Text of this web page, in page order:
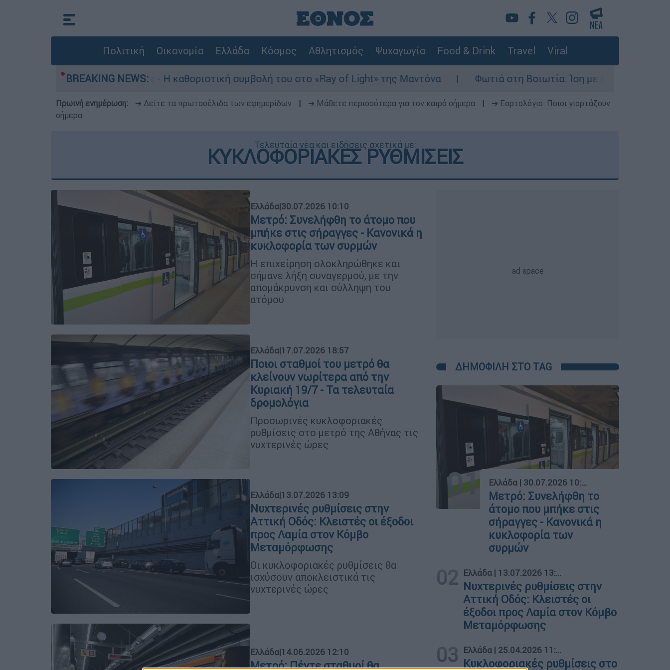
Πολιτική Οικονομία Ελλάδα Κόσμος Αθλητισμός Ψυχαγωγία Food & Drink Travel Viral
BREAKING NEWS:
Όρμπιτ - Η καθοριστική συμβολή του στο «Ray of Light» της Μαντόνα Φωτιά στη Βοιωτία: Ίση με έξι ατομικές βόμβες της
Πρωινή ενημέρωση: ➔ Δείτε τα πρωτοσέλιδα των εφημερίδων ➔ Μάθετε περισσότερα για τον καιρό σήμερα
➔ Εορτολόγιο: Ποιοι γιορτάζουν
σήμερα
Τελευταία νέα και ειδήσεις σχετικά με:
ΚΥΚΛΟΦΟΡΙΑΚΕΣ ΡΥΘΜΙΣΕΙΣ
Ελλάδα|30.07.2026 10:10
Μετρό: Συνελήφθη το άτομο που
μπήκε στις σήραγγες - Κανονικά η
κυκλοφορία των συρμών
Η επιχείρηση ολοκληρώθηκε και
σήμανε λήξη συναγερμού, με την
απομάκρυνση και σύλληψη του
ατόμου
Ελλάδα|17.07.2026 18:57
Ποιοι σταθμοί του μετρό θα
κλείνουν νωρίτερα από την
Κυριακή 19/7 - Τα τελευταία
δρομολόγια
Προσωρινές κυκλοφοριακές
ρυθμίσεις στο μετρό της Αθήνας τις
νυχτερινές ώρες
Ελλάδα|13.07.2026 13:09
Νυχτερινές ρυθμίσεις στην
Αττική Οδός: Κλειστές οι έξοδοι
προς Λαμία στον Κόμβο
Μεταμόρφωσης
Οι κυκλοφοριακές ρυθμίσεις θα
ισχύσουν αποκλειστικά τις
νυχτερινές ώρες
Ελλάδα|14.06.2026 12:10
Μετρό: Πέντε σταθμοί θα
ΔΗΜΟΦΙΛΗ ΣΤΟ TAG
01 Ελλάδα | 30.07.2026 10:10
Μετρό: Συνελήφθη το
άτομο που μπήκε στις
σήραγγες - Κανονικά η
κυκλοφορία των
συρμών
02 Ελλάδα | 13.07.2026 13:09
Νυχτερινές ρυθμίσεις στην
Αττική Οδός: Κλειστές οι
έξοδοι προς Λαμία στον Κόμβο
Μεταμόρφωσης
03 Ελλάδα | 25.04.2026 11:05
Κυκλοφοριακές ρυθμίσεις στο